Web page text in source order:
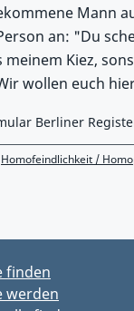
Mann
an: "Du
meinem Kiez,
wollen euch
Berliner
Homofeindlichkeit /
finden
werden